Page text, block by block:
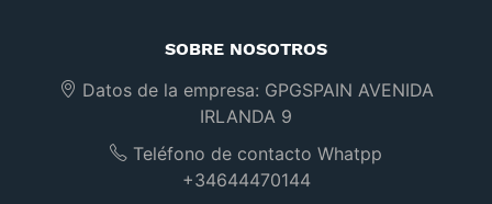
SOBRE NOSOTROS
Datos de la empresa: GPGSPAIN AVENIDA
IRLANDA 9
Teléfono de contacto Whatpp
+34644470144